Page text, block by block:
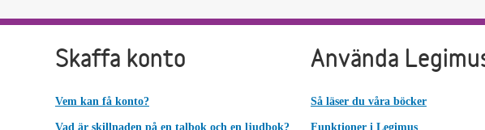
Skaffa konto
Vem kan få konto?
Vad är skillnaden på en talbok och en ljudbok?
Använda
Så läser du våra böcker
Funktioner i Legimus